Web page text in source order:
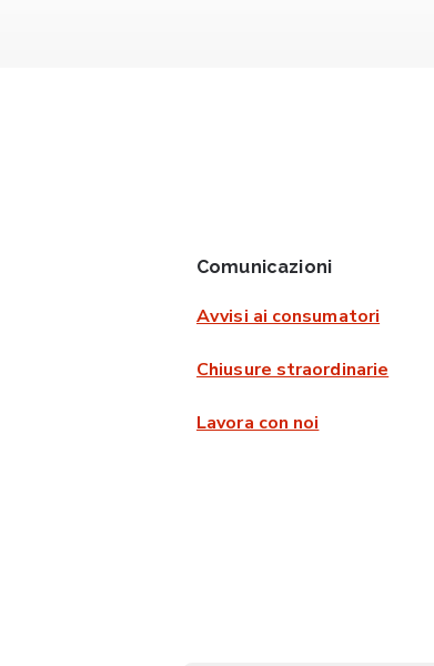
Comunicazioni
Avvisi ai consumatori
Chiusure straordinarie
Lavora con noi